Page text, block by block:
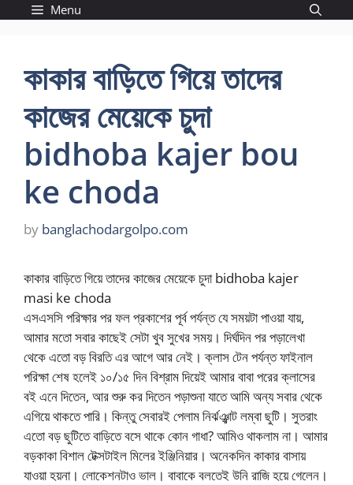
Menu
কাকার বাড়িতে গিয়ে তাদের
কাজের মেয়েকে চুদা
bidhoba kajer bou
ke choda
by banglachodargolpo.com
কাকার বাড়িতে গিয়ে তাদের কাজের মেয়েকে চুদা bidhoba kajer
masi ke choda
এসএসসি পরিক্ষার পর ফল প্রকাশের পূর্ব পর্যন্ত যে সময়টা পাওয়া যায়,
আমার মতো সবার কাছেই সেটা খুব সুখের সময়। দির্ঘদিন পর পড়ালেখা
থেকে এতো বড় বিরতি এর আগে আর নেই। ক্লাস টেন পর্যন্ত ফাইনাল
পরিক্ষা শেষ হলেই ১০/১৫ দিন বিশ্রাম দিয়েই আমার বাবা পরের ক্লাসের
বই এনে দিতেন, আর শুরু কর দিতেন পড়াশুনা যাতে আমি অন্য সবার থেকে
এগিয়ে থাকতে পারি। কিন্তু সেবারই পেলাম নির্ঝঞ্ঝাট লম্বা ছুটি। সুতরাং
এতো বড় ছুটিতে বাড়িতে বসে থাকে কোন গাধা? আমিও থাকলাম না। আমার
বড়কাকা বিশাল টেক্সটাইল মিলের ইঞ্জিনিয়ার। অনেকদিন কাকার বাসায়
যাওয়া হয়না। লোকেশনটাও ভাল। বাবাকে বলতেই উনি রাজি হয়ে গেলেন।